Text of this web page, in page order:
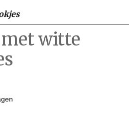
met witte